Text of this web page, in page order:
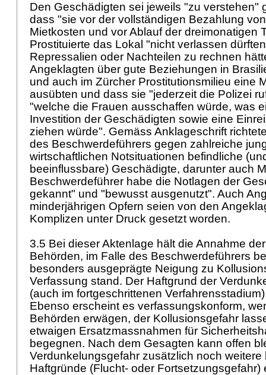
Den Geschädigten sei jeweils "zu verstehen"
dass "sie vor der vollständigen Bezahlung
Mietkosten und vor Ablauf der dreimonatigen
Prostituierte das Lokal "nicht verlassen
Repressalien oder Nachteilen zu rechnen
Angeklagten über gute Beziehungen in
und auch im Zürcher Prostitutionsmilieu eine
ausübten und dass sie "jederzeit die Polizei
"welche die Frauen ausschaffen würde, was
Investition der Geschädigten sowie eine
ziehen würde". Gemäss Anklageschrift
des Beschwerdeführers gegen zahlreiche
wirtschaftlichen Notsituationen befindliche
beeinflussbare) Geschädigte, darunter auch
Beschwerdeführer habe die Notlagen der
gekannt" und "bewusst ausgenutzt". Auch
minderjährigen Opfern seien von den
Komplizen unter Druck gesetzt worden.
3.5 Bei dieser Aktenlage hält die Annahme
Behörden, im Falle des Beschwerdeführers
besonders ausgeprägte Neigung zu
Verfassung stand. Der Haftgrund der
(auch im fortgeschrittenen
Ebenso erscheint es verfassungskonform,
Behörden erwägen, der Kollusionsgefahr
etwaigen Ersatzmassnahmen für
begegnen. Nach dem Gesagten kann offen
Verdunkelungsgefahr zusätzlich noch weitere
Haftgründe (Flucht- oder Fortsetzungsgefahr)